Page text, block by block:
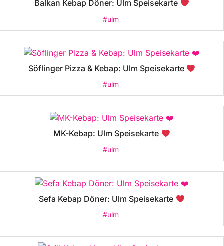
Balkan Kebap Döner: Ulm Speisekarte
#ulm
Söflinger Pizza & Kebap: Ulm Speisekarte
#ulm
MK-Kebap: Ulm Speisekarte
#ulm
Sefa Kebap Döner: Ulm Speisekarte
#ulm